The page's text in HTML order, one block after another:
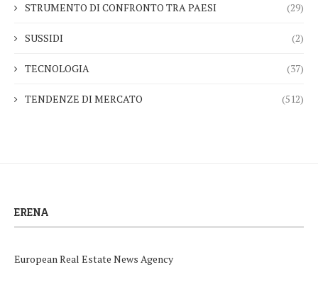
STRUMENTO DI CONFRONTO TRA PAESI (29)
SUSSIDI (2)
TECNOLOGIA (37)
TENDENZE DI MERCATO (512)
ERENA
European Real Estate News Agency